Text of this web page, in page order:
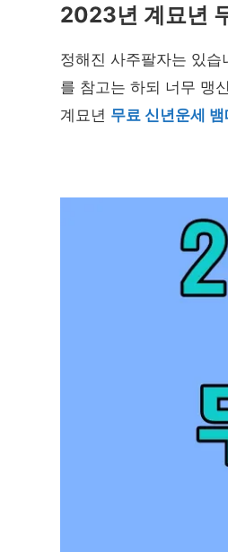
2023년 계묘년
정해진 사주팔자는 있
를 참고는 하되 너무 맹
계묘년 무료 신년운세 뱀